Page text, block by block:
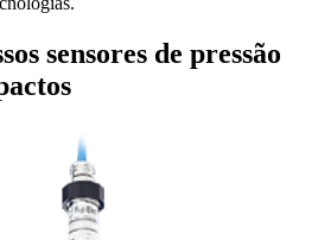
sensores de pressão